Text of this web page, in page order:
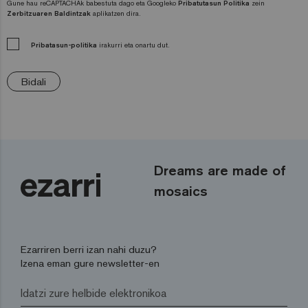
Gune hau reCAPTACHAk babestuta dago eta Googleko Pribatutasun Politika zein
Zerbitzuaren Baldintzak aplikatzen dira.
Pribatasun-politika irakurri eta onartu dut.
Bidali
Dreams are made of
mosaics
Ezarriren berri izan nahi duzu?
Izena eman gure newsletter-en